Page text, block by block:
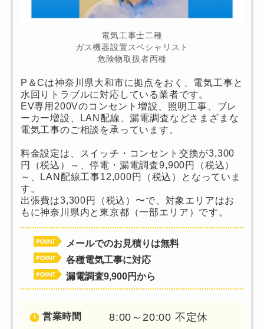
電気工事士二種
ガス機器設置スペシャリスト
危険物取扱者丙種
P＆Cは神奈川県大和市に拠点をおく、電気工事と
水回りトラブルに対応している業者です。
EV専用200Vのコンセント増設、照明工事、ブレ
ーカー増設、LAN配線、漏電調査などさまざまな
電気工事のご相談を承っています。
料金設定は、スイッチ・コンセント交換が3,300
円（税込）～、停電・漏電調査9,900円（税込）
～、LAN配線工事12,000円（税込）となっていま
す。
出張費は3,300円（税込）〜で、対象エリアはお
もに神奈川県内と東京都（一部エリア）です。
メールでのお見積りは無料
各種電気工事に対応
漏電調査9,900円から
営業時間 8:00～20:00 不定休